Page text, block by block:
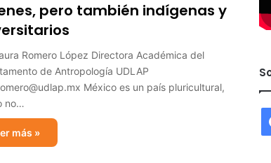
pero también indígenas y
Romero López Directora Académica del
de Antropología UDLAP
México es un país pluricultural,
no…
más »